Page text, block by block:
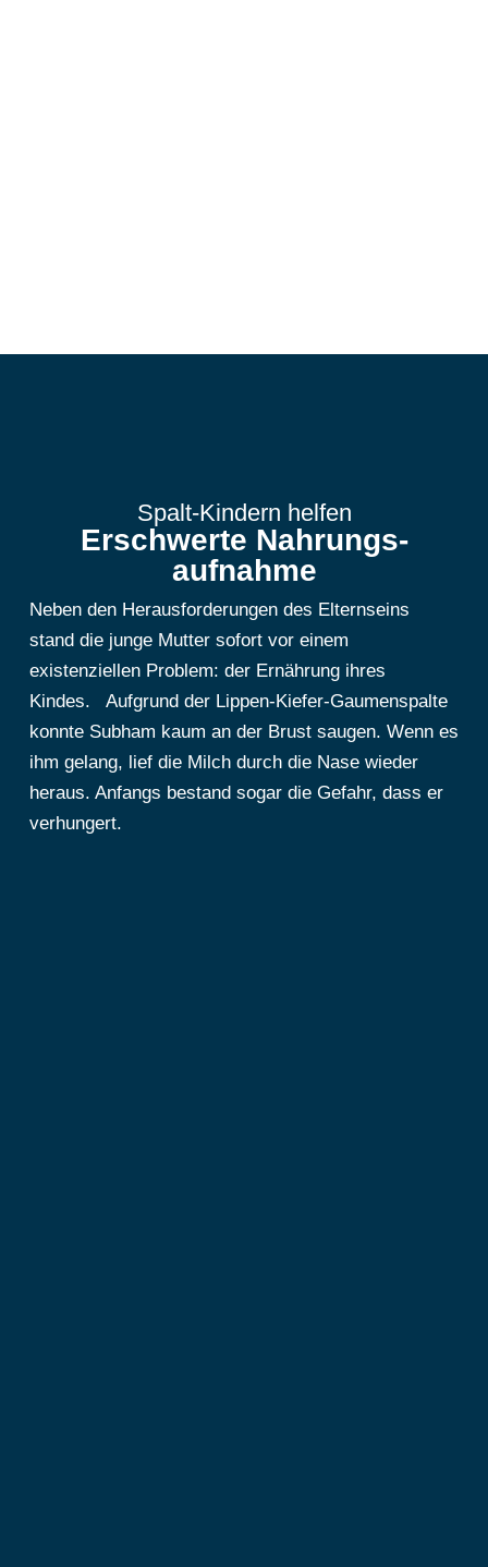
Spalt-Kindern helfen
Erschwerte Nahrungs­
aufnahme
Neben den Herausforderungen des Elternseins
stand die junge Mutter sofort vor einem
existenziellen Problem: der Ernährung ihres
Kindes. Aufgrund der Lippen-Kiefer-Gaumenspalte
konnte Subham kaum an der Brust saugen. Wenn es
ihm gelang, lief die Milch durch die Nase wieder
heraus. Anfangs bestand sogar die Gefahr, dass er
verhungert.